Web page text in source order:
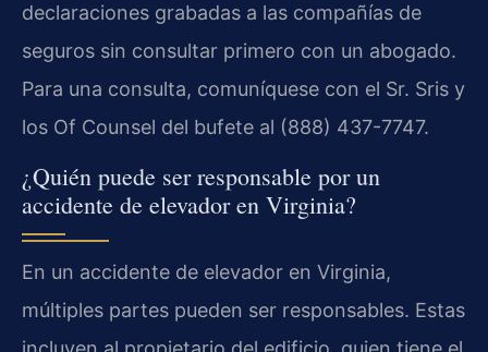
declaraciones grabadas a las compañías de
seguros sin consultar primero con un abogado.
Para una consulta, comuníquese con el Sr. Sris y
los Of Counsel del bufete al (888) 437-7747.
¿Quién puede ser responsable por un
accidente de elevador en Virginia?
En un accidente de elevador en Virginia,
múltiples partes pueden ser responsables. Estas